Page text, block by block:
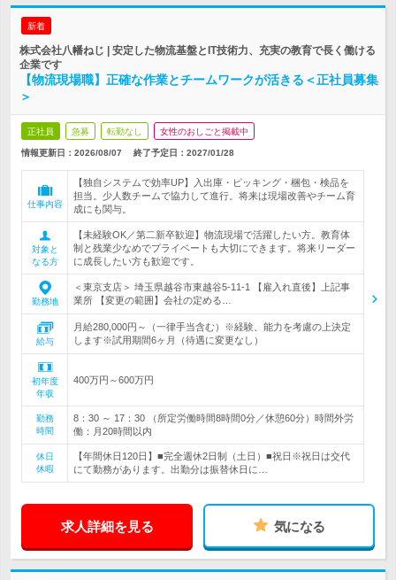
新着
株式会社八幡ねじ | 安定した物流基盤とIT技術力、充実の教育で長く働ける
企業です
【物流現場職】正確な作業とチームワークが活きる＜正社員募集
＞
正社員 急募 転勤なし 女性のおしごと掲載中
情報更新日：2026/08/07 終了予定日： 2027/01/28
仕事内容
【独自システムで効率UP】入出庫・ピッキング・梱包・検品を
担当。少人数チームで協力して進行。将来は現場改善やチーム育
成にも関与。
対象と
なる方
【未経験OK／第二新卒歓迎】物流現場で活躍したい方。教育体
制と残業少なめでプライベートも大切にできます。将来リーダー
に成長したい方も歓迎です。
勤務地
＜東京支店＞ 埼玉県越谷市東越谷5-11-1 【雇入れ直後】上記事
業所 【変更の範囲】会社の定める…
給与
月給280,000円～（一律手当含む）※経験、能力を考慮の上決定
します※試用期間6ヶ月（待遇に変更なし）
初年度
年収
400万円～600万円
勤務
時間
8：30 ～ 17：30 （所定労働時間8時間0分／休憩60分）時間外労
働：月20時間以内
休日
休暇
【年間休日120日】■完全週休2日制（土日）■祝日※祝日は交代
にて勤務があります。出勤分は振替休日に…
求人詳細を見る 気になる